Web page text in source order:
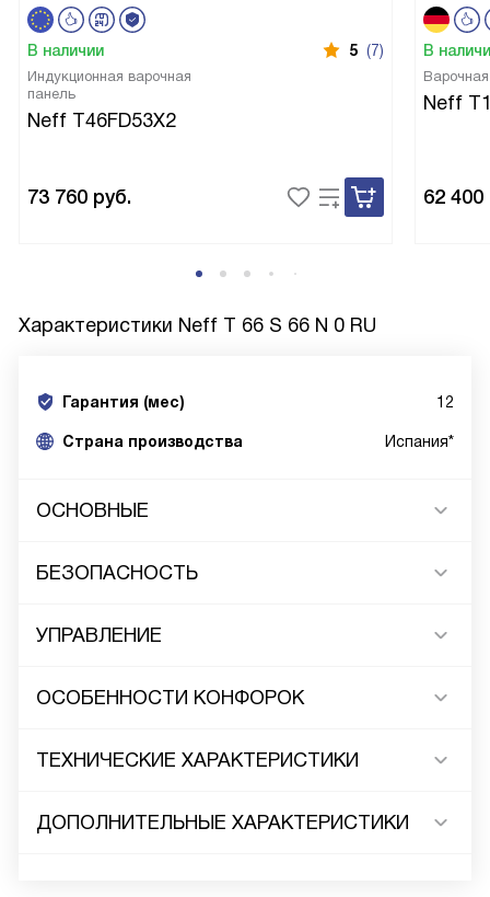
В наличии 5 (7)
Индукционная варочная
панель
Neff T46FD53X2
73 760 руб.
В
Neff
62 400
Характеристики Neff T 66 S 66 N 0 RU
Гарантия (мес) 12
Страна производства Испания*
ОСНОВНЫЕ
БЕЗОПАСНОСТЬ
УПРАВЛЕНИЕ
ОСОБЕННОСТИ КОНФОРОК
ТЕХНИЧЕСКИЕ ХАРАКТЕРИСТИКИ
ДОПОЛНИТЕЛЬНЫЕ ХАРАКТЕРИСТИКИ